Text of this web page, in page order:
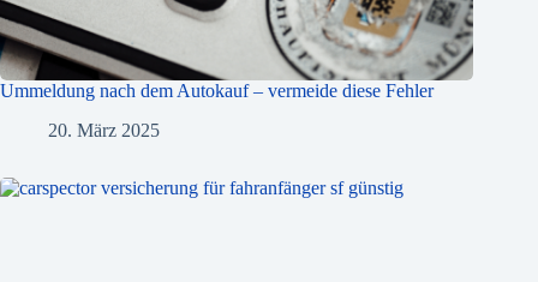
Ummeldung nach dem Autokauf – vermeide diese Fehler
20. März 2025